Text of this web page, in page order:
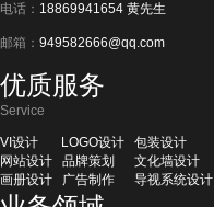
电话： 18869941654 黄先生
邮箱： 949582666@qq.com
优质服务
Service
VI设计 LOGO设计
包装设计
网站设计
品牌策划
文化墙设计
画册设计
广告制作 导视系统设计